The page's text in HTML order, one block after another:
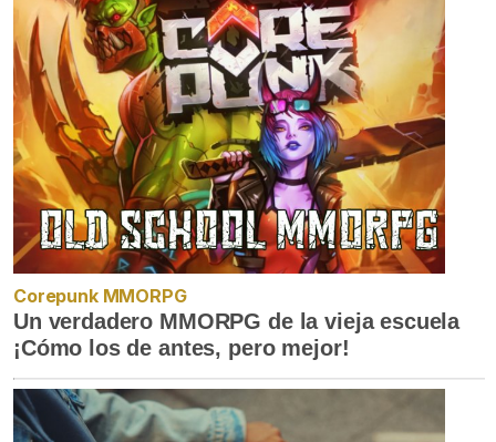
Corepunk MMORPG
Un verdadero MMORPG de la vieja escuela
¡Cómo los de antes, pero mejor!